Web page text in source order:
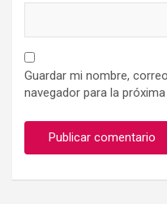
Guardar mi nombre,
navegador para la